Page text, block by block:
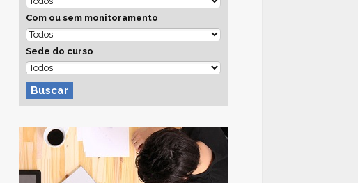
Com ou sem monitoramento
Sede do curso
Buscar